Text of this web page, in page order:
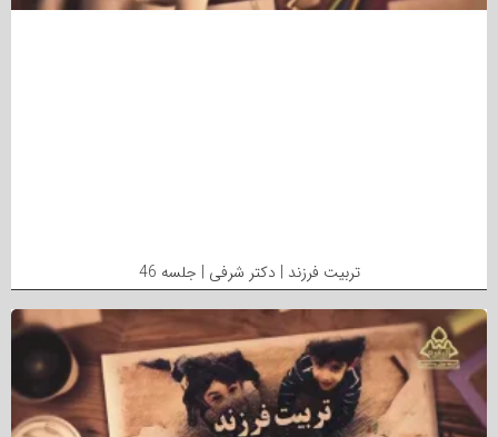
تربیت فرزند | دکتر شرفی | جلسه 46